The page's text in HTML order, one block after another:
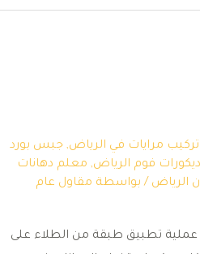
تركيب مرايات في الرياض, جبس بورد
ديكورات فوم الرياض, معلم دهانات
الرياض / بواسطة مقاول عام
تطبيق طبقة من الطلاء على